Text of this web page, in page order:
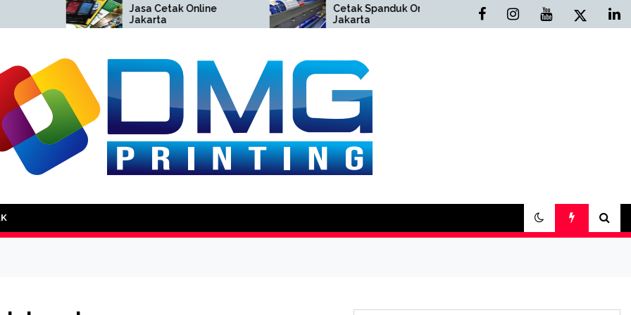
Jasa Cetak Online
Jakarta
Cetak Spanduk Online
Jakarta
Cetak Buku Yasin Online
Printing